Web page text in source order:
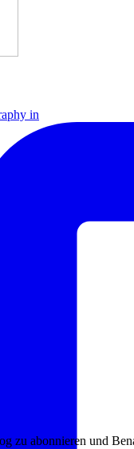
in
zu abonnieren und